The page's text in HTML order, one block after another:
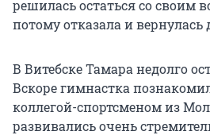
решилась остаться со своим
потому отказала и вернулась
В Витебске Тамара недолго
Вскоре гимнастка
коллегой-спортсменом из
развивались очень